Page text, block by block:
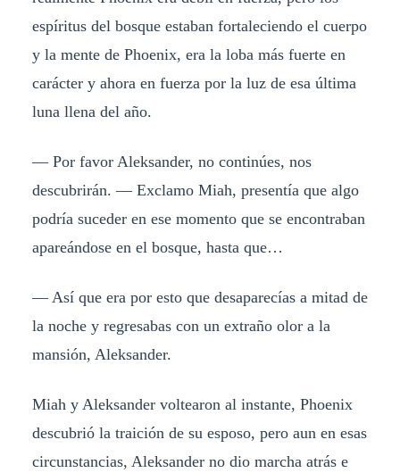
espíritus del bosque estaban fortaleciendo el cuerpo
y la mente de Phoenix, era la loba más fuerte en
carácter y ahora en fuerza por la luz de esa última
luna llena del año.
— Por favor Aleksander, no continúes, nos
descubrirán. — Exclamo Miah, presentía que algo
podría suceder en ese momento que se encontraban
apareándose en el bosque, hasta que…
— Así que era por esto que desaparecías a mitad de
la noche y regresabas con un extraño olor a la
mansión, Aleksander.
Miah y Aleksander voltearon al instante, Phoenix
descubrió la traición de su esposo, pero aun en esas
circunstancias, Aleksander no dio marcha atrás e